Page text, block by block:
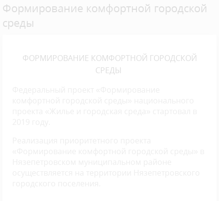
Формирование комфортной городской
среды
ФОРМИРОВАНИЕ КОМФОРТНОЙ ГОРОДСКОЙ
СРЕДЫ